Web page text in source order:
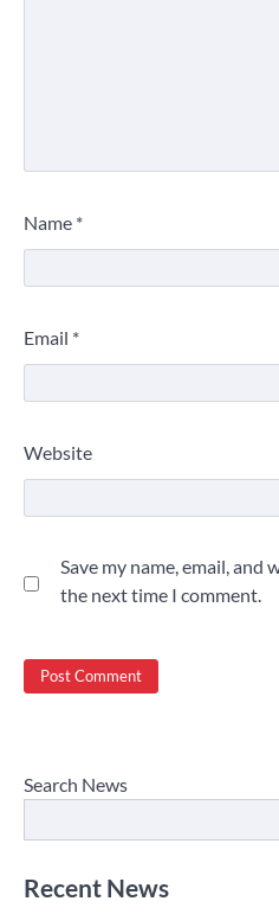
Name *
Email *
Website
Save my name, email,
the next time I comment.
Search News
Recent News